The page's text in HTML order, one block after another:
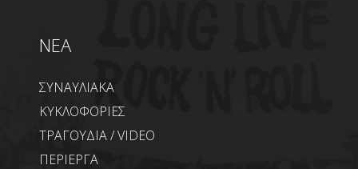
NEA
ΣΥΝΑΥΛΙΑΚΑ
ΚΥΚΛΟΦΟΡΙΕΣ
ΤΡΑΓΟΥΔΙΑ / VIDEO
ΠΕΡΙΕΡΓΑ